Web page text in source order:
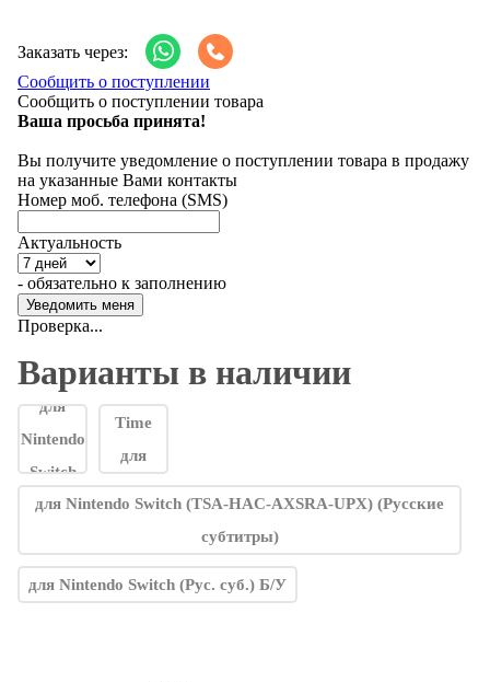
Заказать через:
Сообщить о поступлении
Сообщить о поступлении товара
Ваша просьба принята!
Вы получите уведомление о поступлении товара в продажу
на указанные Вами контакты
Номер моб. телефона (SMS)
Актуальность
- обязательно к заполнению
Проверка...
Варианты в наличии
для Nintendo Switch (TSA-HAC-AXSRA-UPX) (Русские
субтитры)
для Nintendo Switch (Рус. суб.) Б/У